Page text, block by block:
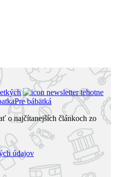
Pre bábätká
o najčítanejších článkoch zo
údajov